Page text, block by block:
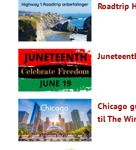
Roadtrip
Chicago
til The